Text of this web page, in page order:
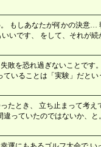
もしあなたが何かの決意…
いです、 をして、それが
敗を恐れ過ぎないことです
いることは「実験」だとい
たとき、 立ち止まって考え
違っていたのではないか、